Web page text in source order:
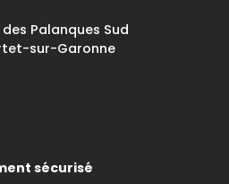
Palanques Sud
sur-Garonne
sécurisé